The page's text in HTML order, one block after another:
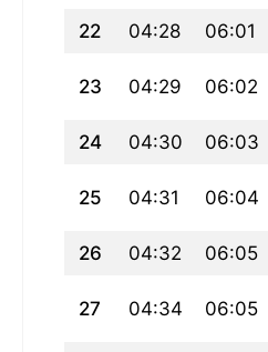
22 04:28 06:01
23 04:29 06:02
24 04:30 06:03
25 04:31 06:04
26 04:32 06:05
27 04:34 06:05